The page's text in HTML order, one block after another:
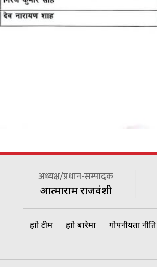
अध्यक्ष/प्रधान-सम्पादक
आत्माराम राजवंशी
हाम्रो टीम हाम्रो बारेमा गोपनीयता नीति